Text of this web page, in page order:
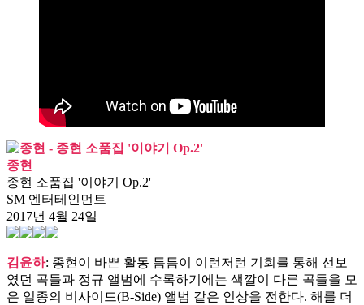
종현
종현 소품집 '이야기 Op.2'
SM 엔터테인먼트
2017년 4월 24일
김윤하: 종현이 바쁜 활동 틈틈이 이런저런 기회를 통해 선보
였던 곡들과 정규 앨범에 수록하기에는 색깔이 다른 곡들을 모
은 일종의 비사이드(B-Side) 앨범 같은 인상을 전한다. 해를 더